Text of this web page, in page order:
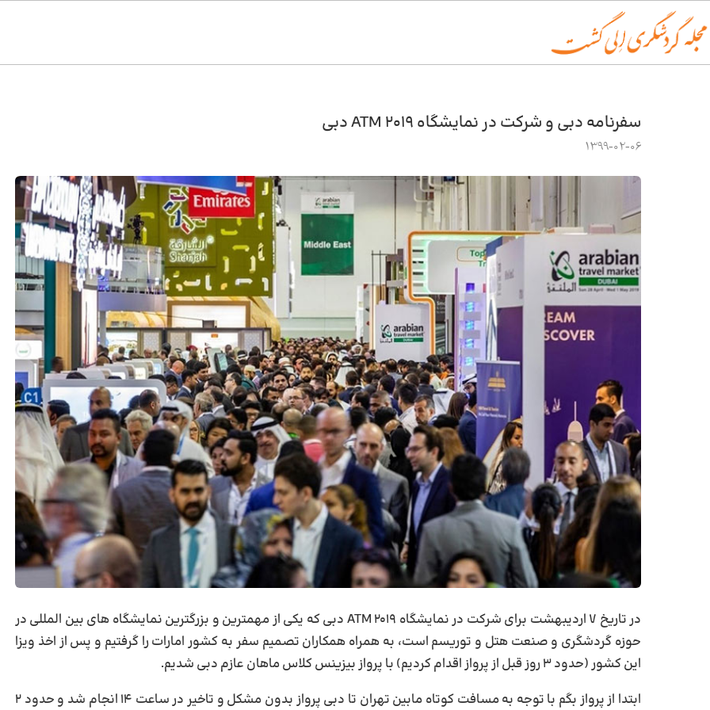
سفرنامه دبی و شرکت در نمایشگاه ATM 2019 دبی
1399-02-06
در تاریخ ۷ اردیبهشت برای شرکت در نمایشگاه ATM 2019 دبی که یکی از مهمترین و بزرگترین نمایشگاه های بین المللی در
حوزه گردشگری و صنعت هتل و توریسم است، به همراه همکاران تصمیم سفر به کشور امارات را گرفتیم و پس از اخذ ویزا
این کشور (حدود ۳ روز قبل از پرواز اقدام کردیم) با پرواز بیزینس کلاس ماهان عازم دبی شدیم.
ابتدا از پرواز بگم با توجه به مسافت کوتاه مابین تهران تا دبی پرواز بدون مشکل و تاخیر در ساعت ۱۴ انجام شد و حدود ۲